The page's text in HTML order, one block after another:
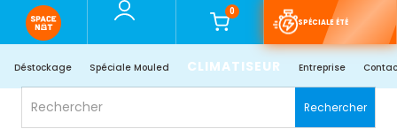
0
SPÉCIALE ÉTÉ
Déstockage Spéciale Mouled CLIMATISEUR Entreprise
Rechercher